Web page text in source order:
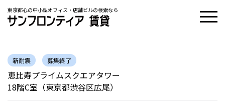
東京都心の中小型オフィス・店舗ビルの検索なら
新耐震 募集終了
恵比寿プライムスクエアタワー
18階C室（東京都渋谷区広尾）